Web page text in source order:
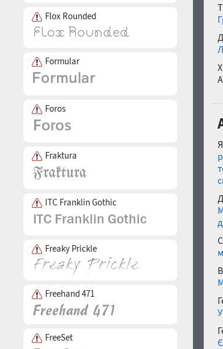
Flox Rounded
Formular
Foros
Fraktura
ITC Franklin Gothic
Freaky Prickle
Freehand 471
FreeSet